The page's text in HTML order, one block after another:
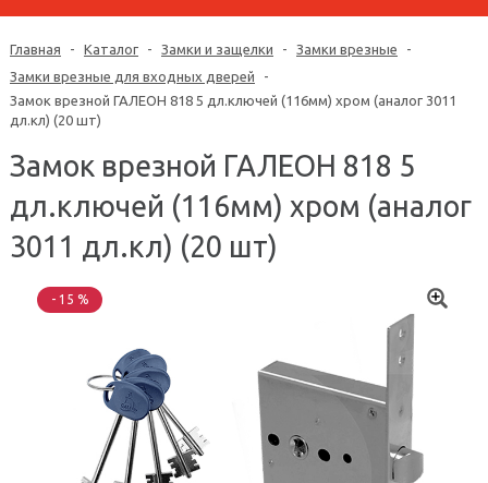
Главная - Каталог - Замки и защелки - Замки врезные
-
Замки врезные для входных дверей
-
Замок врезной ГАЛЕОН 818 5 дл.ключей (116мм) хром (аналог 3011
дл.кл) (20 шт)
Замок врезной ГАЛЕОН 818 5
дл.ключей (116мм) хром (аналог
3011 дл.кл) (20 шт)
- 15 %